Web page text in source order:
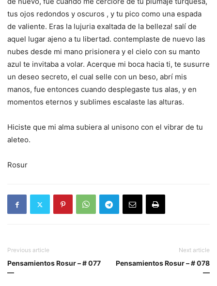
tus ojos redondos y oscuros , y tu pico como una espada
de valiente. Eras la lujuria exaltada de la belleza! salí de
aquel lugar ajeno a tu libertad. contemplaste de nuevo las
nubes desde mi mano prisionera y el cielo con su manto
azul te invitaba a volar. Acerque mi boca hacia ti, te susurre
un deseo secreto, el cual selle con un beso, abrí mis
manos, fue entonces cuando desplegaste tus alas, y en
momentos eternos y sublimes escalaste las alturas.
Hiciste que mi alma subiera al unisono con el vibrar de tu
aleteo.
Rosur
Previous article
Pensamientos Rosur – # 077
—
Next article
Pensamientos Rosur – # 078
—